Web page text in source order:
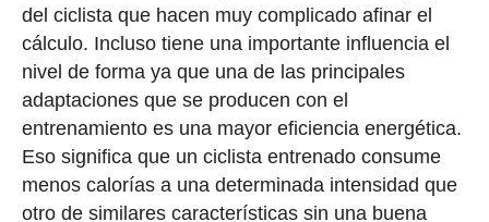
del ciclista que hacen muy complicado afinar el
cálculo. Incluso tiene una importante influencia el
nivel de forma ya que una de las principales
adaptaciones que se producen con el
entrenamiento es una mayor eficiencia energética.
Eso significa que un ciclista entrenado consume
menos calorías a una determinada intensidad que
otro de similares características sin una buena